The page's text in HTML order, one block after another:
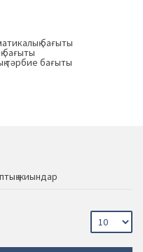
бағыты
бағыты
тәрбие бағыты
жиындар